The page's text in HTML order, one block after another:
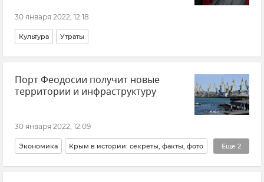
30 января 2022, 12:18
Культура Утраты
Порт Феодосии получит новые
территории и инфраструктуру
30 января 2022, 12:09
Еще 2
Экономика Крым в истории: секреты, факты, фото
Феодосия Михаил Мишустин